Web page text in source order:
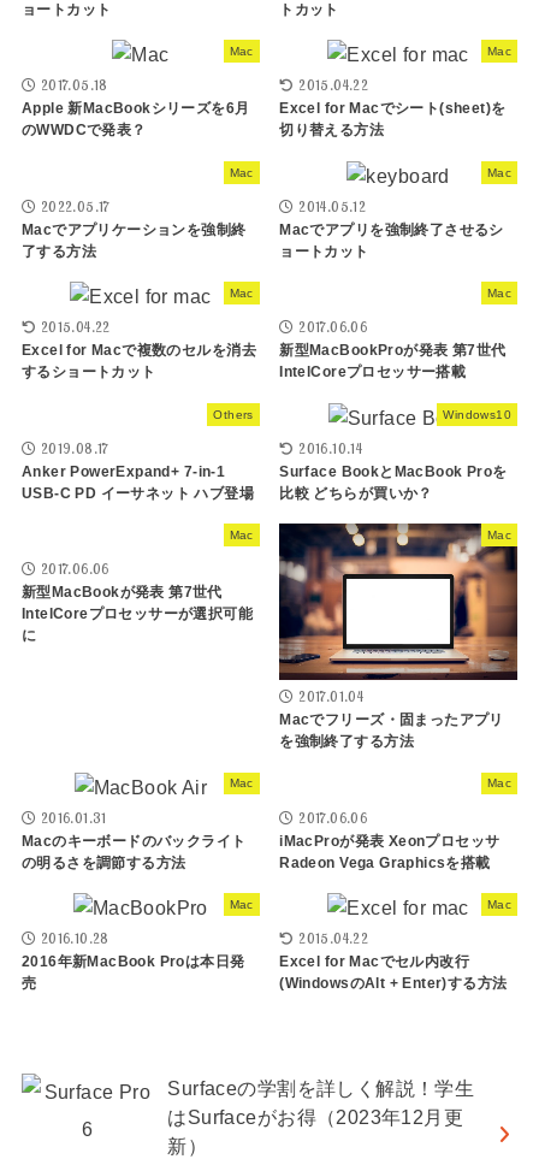
ョートカット トカット
Mac
2017.05.18
Apple 新MacBookシリーズを6月
のWWDCで発表？
Mac
2015.04.22
Excel for Macでシート(sheet)を
切り替える方法
Mac
2022.05.17
Macでアプリケーションを強制終
了する方法
Mac
2014.05.12
Macでアプリを強制終了させるシ
ョートカット
Mac
2015.04.22
Excel for Macで複数のセルを消去
するショートカット
Mac
2017.06.06
新型MacBookProが発表 第7世代
IntelCoreプロセッサー搭載
Others
2019.08.17
Anker PowerExpand+ 7-in-1
USB-C PD イーサネット ハブ登場
Windows10
2016.10.14
Surface BookとMacBook Proを
比較 どちらが買いか？
Mac
2017.06.06
新型MacBookが発表 第7世代
IntelCoreプロセッサーが選択可能
に
Mac
2017.01.04
Macでフリーズ・固まったアプリ
を強制終了する方法
Mac
2016.01.31
Macのキーボードのバックライト
の明るさを調節する方法
Mac
2017.06.06
iMacProが発表 Xeonプロセッサ
Radeon Vega Graphicsを搭載
Mac
2016.10.28
2016年新MacBook Proは本日発
売
Mac
2015.04.22
Excel for Macでセル内改行
(WindowsのAlt + Enter)する方法
Surfaceの学割を詳しく解説！学生
はSurfaceがお得（2023年12月更
新）